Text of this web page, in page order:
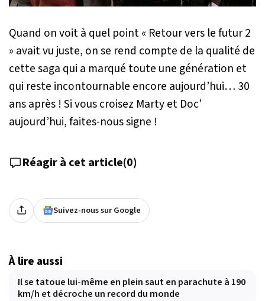
Quand on voit à quel point « Retour vers le futur 2
» avait vu juste, on se rend compte de la qualité de
cette saga qui a marqué toute une génération et
qui reste incontournable encore aujourd’hui… 30
ans après ! Si vous croisez Marty et Doc’
aujourd’hui, faites-nous signe !
Réagir à cet article(0)
Suivez-nous sur Google
À lire aussi
Il se tatoue lui-même en plein saut en parachute à 190
km/h et décroche un record du monde